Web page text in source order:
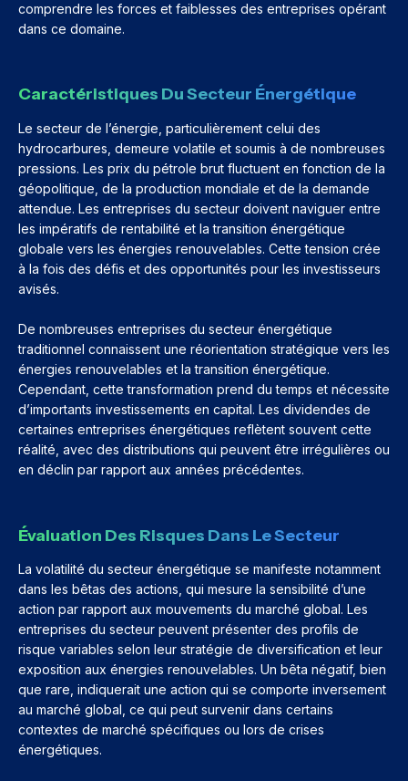
comprendre les forces et faiblesses des entreprises opérant
dans ce domaine.
Caractéristiques Du Secteur Énergétique
Le secteur de l’énergie, particulièrement celui des
hydrocarbures, demeure volatile et soumis à de nombreuses
pressions. Les prix du pétrole brut fluctuent en fonction de la
géopolitique, de la production mondiale et de la demande
attendue. Les entreprises du secteur doivent naviguer entre
les impératifs de rentabilité et la transition énergétique
globale vers les énergies renouvelables. Cette tension crée
à la fois des défis et des opportunités pour les investisseurs
avisés.
De nombreuses entreprises du secteur énergétique
traditionnel connaissent une réorientation stratégique vers les
énergies renouvelables et la transition énergétique.
Cependant, cette transformation prend du temps et nécessite
d’importants investissements en capital. Les dividendes de
certaines entreprises énergétiques reflètent souvent cette
réalité, avec des distributions qui peuvent être irrégulières ou
en déclin par rapport aux années précédentes.
Évaluation Des Risques Dans Le Secteur
La volatilité du secteur énergétique se manifeste notamment
dans les bêtas des actions, qui mesure la sensibilité d’une
action par rapport aux mouvements du marché global. Les
entreprises du secteur peuvent présenter des profils de
risque variables selon leur stratégie de diversification et leur
exposition aux énergies renouvelables. Un bêta négatif, bien
que rare, indiquerait une action qui se comporte inversement
au marché global, ce qui peut survenir dans certains
contextes de marché spécifiques ou lors de crises
énergétiques.